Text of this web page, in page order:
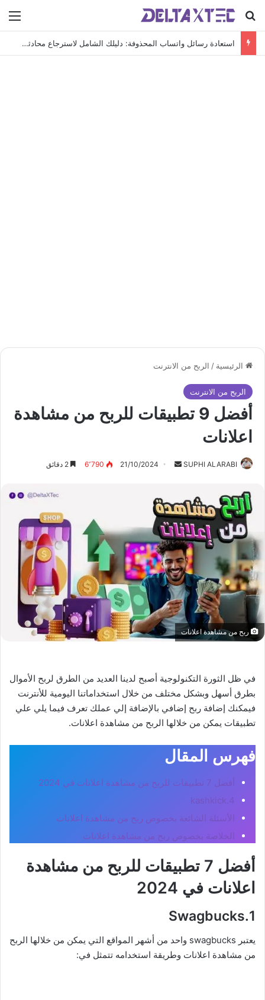
بحث عن
استعادة رسائل واتساب المحذوفة: دليلك الشامل لاسترجاع محادثاتك الهامة
الرئيسية / الربح من الانترنت
الربح من الانترنت
أفضل 9 تطبيقات للربح من مشاهدة
اعلانات
SUPHI ALARABI
أرسل 21/10/2024 6٬790
ربح من مشاهدة اعلانات
في ظل الثورة التكنولوجية أصبح لدينا العديد من الطرق لربح الأموال
بطرق أسهل وبشكل مختلف من خلال استخداماتنا اليومية للأنترنت
فيمكنك إضافة ربح إضافي بالإضافة إلي عملك تعرف فيما يلي علي
تطبيقات يمكن من خلالها الربح من مشاهدة اعلانات.
فهرس المقال
أفضل 7 تطبيقات للربح من مشاهدة اعلانات في 2024
4.kashkick
الأسئلة الشائعة بخصوص ربح من مشاهدة اعلانات
الخلاصة بخصوص ربح من مشاهدة اعلانات
أفضل 7 تطبيقات للربح من مشاهدة
اعلانات في 2024
1.Swagbucks
يعتبر swagbucks واحد من أشهر المواقع التي يمكن من خلالها الربح
من مشاهدة اعلانات وطريقة استخدامه تتمثل في: